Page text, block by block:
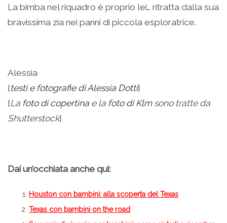
La bimba nel riquadro è proprio lei… ritratta dalla sua
bravissima zia nei panni di piccola esploratrice.
Alessia
{testi e fotografie di Alessia Dotti}
{La foto di copertina e la foto di Klmsono tratte da
Shutterstock}
Dai un’occhiata anche qui:
Houston con bambini: alla scoperta del Texas
Texas con bambini on the road